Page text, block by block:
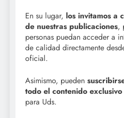
En su lugar, los invitamos a
de nuestras publicaciones,
personas puedan acceder a
de calidad directamente
oficial.
Asimismo, pueden
todo el contenido exclusivo
para Uds.